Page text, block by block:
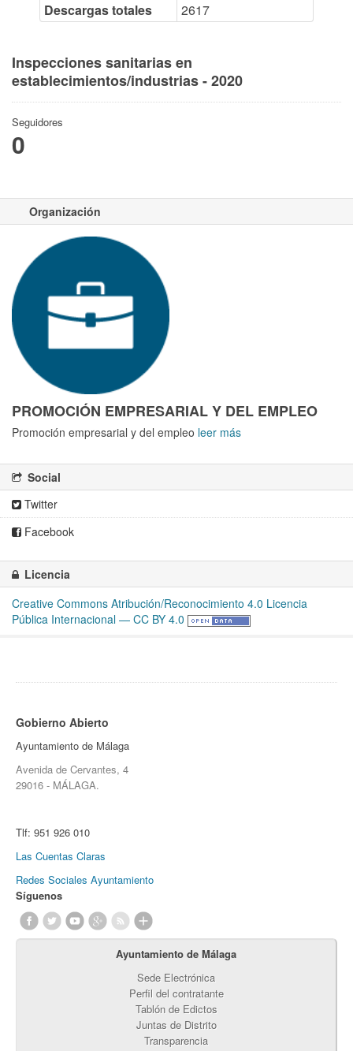
Descargas totales
2617
Inspecciones sanitarias en
establecimientos/industrias - 2020
Seguidores
0
Organización
PROMOCIÓN EMPRESARIAL Y DEL EMPLEO
Promoción empresarial y del empleo leer más
Social
Twitter
Facebook
Licencia
Creative Commons Atribución/Reconocimiento 4.0 Licencia
Pública Internacional — CC BY 4.0
Gobierno Abierto
Ayuntamiento de Málaga
Avenida de Cervantes, 4
29016 - MÁLAGA.
Tlf: 951 926 010
Las Cuentas Claras
Redes Sociales Ayuntamiento
Síguenos
Ayuntamiento de Málaga
Sede Electrónica
Perfil del contratante
Tablón de Edictos
Juntas de Distrito
Transparencia